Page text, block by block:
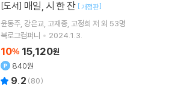
[도서] 매일, 시 한 잔 [개정판]
윤동주 강은교 고재종 고정희 저 외 53명
북로그컴퍼니
2024.1.3.
10% 15,120원
840원
9.2 (80)